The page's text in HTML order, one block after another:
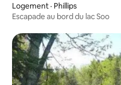
Logement · Phillips
Escapade au bord du lac Soo